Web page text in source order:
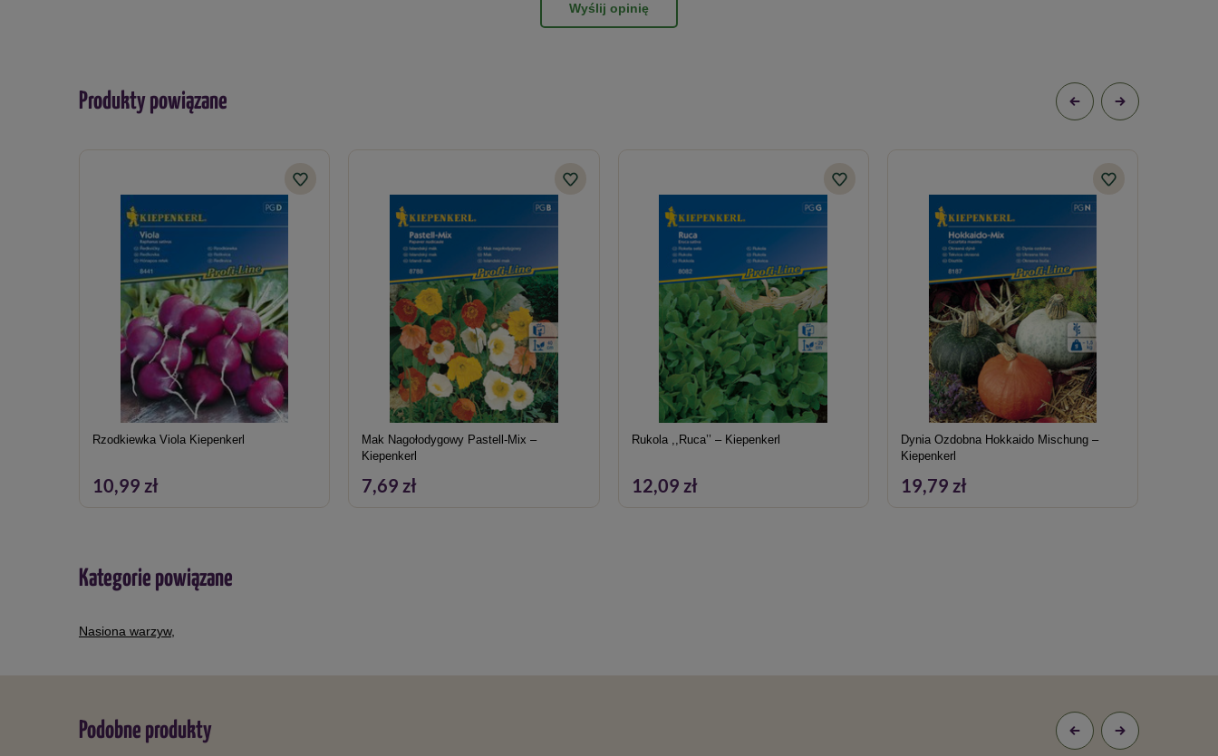
Wyślij opinię
Produkty powiązane
Rzodkiewka Viola Kiepenkerl
10,99 zł
Mak Nagołodygowy Pastell-Mix –
Kiepenkerl
7,69 zł
Rukola ,,Ruca’’ – Kiepenkerl
12,09 zł
Dynia Ozdobna Hokkaido Mischung –
Kiepenkerl
19,79 zł
Kategorie powiązane
Nasiona warzyw,
Podobne produkty